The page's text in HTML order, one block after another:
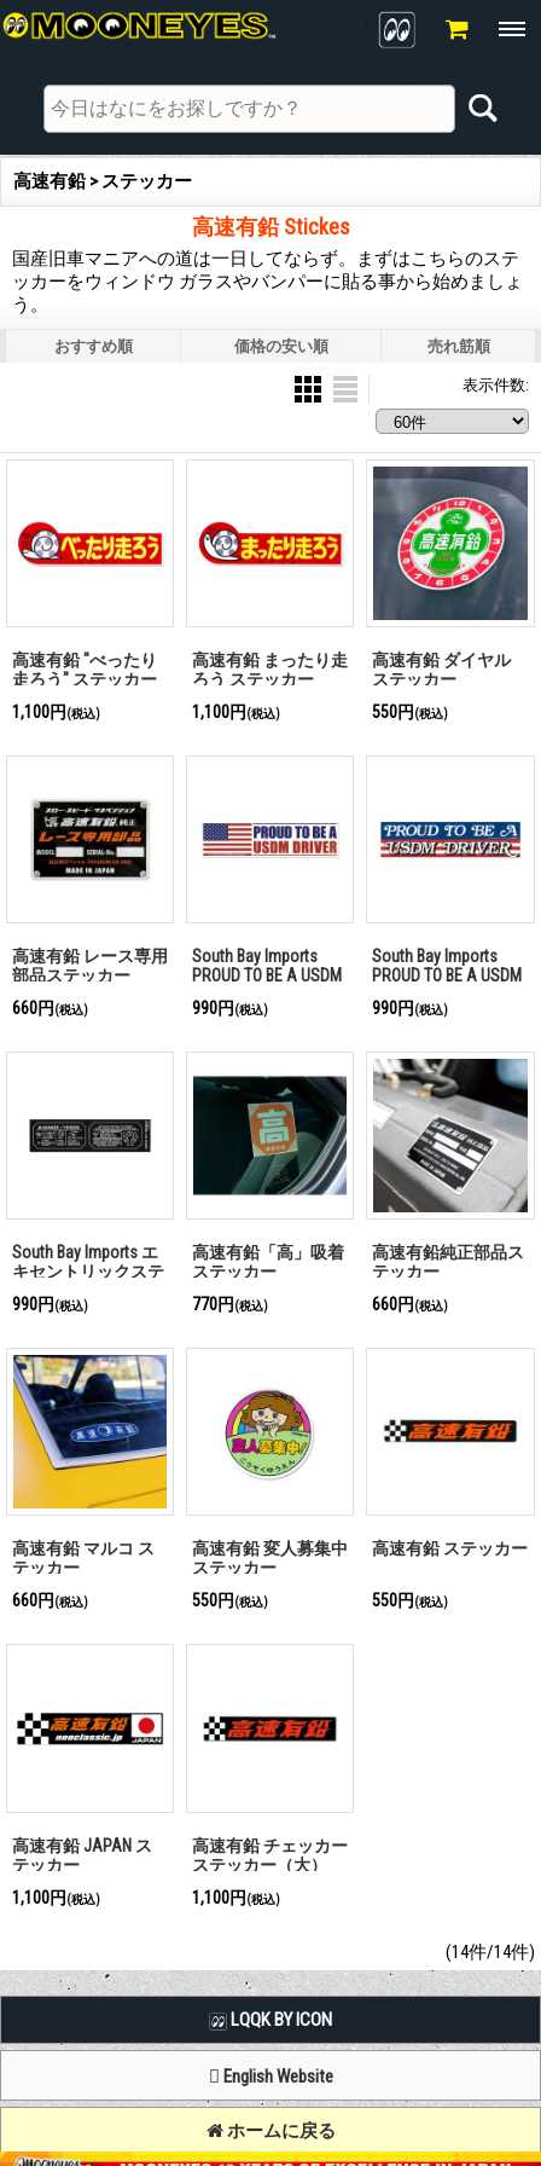
高速有鉛 > ステッカー
高速有鉛 Stickes
国産旧車マニアへの道は一日してならず。まずはこちらのステ
ッカーをウィンドウ ガラスやバンパーに貼る事から始めましょ
う。
おすすめ順 価格の安い順 売れ筋順
表示件数:
高速有鉛 "べったり
走ろう" ステッカー
1,100円 (税込)
高速有鉛 まったり走
ろう ステッカー
1,100円 (税込)
高速有鉛 ダイヤル
ステッカー
550円 (税込)
高速有鉛 レース専用
部品ステッカー
660円 (税込)
South Bay Imports
PROUD TO BE A USDM
ー ステッカー
990円 (税込)
South Bay Imports
PROUD TO BE A USDM
ー ステッカー
990円 (税込)
South Bay Imports エ
キセントリックステ
ッカー for バッテリ
ー
990円 (税込)
高速有鉛「高」吸着
ステッカー
770円 (税込)
高速有鉛純正部品ス
テッカー
660円 (税込)
高速有鉛 マルコ ス
テッカー
660円 (税込)
高速有鉛 変人募集中
ステッカー
550円 (税込)
高速有鉛 ステッカー
550円 (税込)
高速有鉛 JAPAN ス
テッカー
1,100円(税込)
高速有鉛 チェッカー
ステッカー（大）
1,100円(税込)
(14件/14件)
LQQK BY ICON
English Website
ホームに戻る